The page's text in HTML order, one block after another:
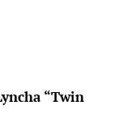
“Twin